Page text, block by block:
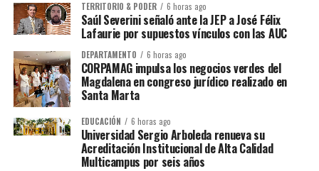
TERRITORIO & PODER 6 horas ago
Saúl Severini señaló ante la JEP a José Félix
Lafaurie por supuestos vínculos con las AUC
DEPARTAMENTO 6 horas ago
CORPAMAG impulsa los negocios verdes del
Magdalena en congreso jurídico realizado en
Santa Marta
EDUCACIÓN 6 horas ago
Universidad Sergio Arboleda renueva su
Acreditación Institucional de Alta Calidad
Multicampus por seis años